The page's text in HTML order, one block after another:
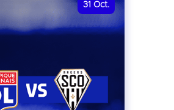
31 Oct.